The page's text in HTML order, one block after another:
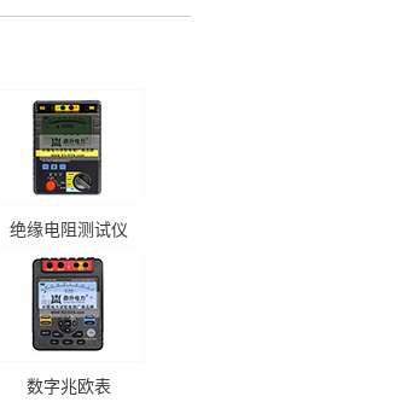
绝缘电阻测试仪
数字兆欧表